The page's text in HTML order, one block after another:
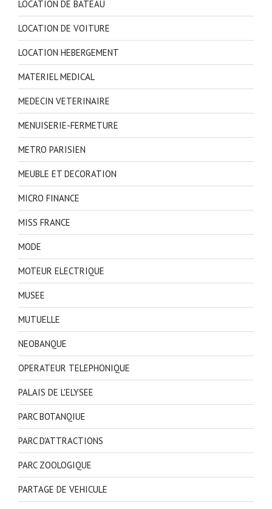
LOCATION DE BATEAU
LOCATION DE VOITURE
LOCATION HEBERGEMENT
MATERIEL MEDICAL
MEDECIN VETERINAIRE
MENUISERIE-FERMETURE
METRO PARISIEN
MEUBLE ET DECORATION
MICRO FINANCE
MISS FRANCE
MODE
MOTEUR ELECTRIQUE
MUSEE
MUTUELLE
NEOBANQUE
OPERATEUR TELEPHONIQUE
PALAIS DE L'ELYSEE
PARC BOTANQIUE
PARC D'ATTRACTIONS
PARC ZOOLOGIQUE
PARTAGE DE VEHICULE